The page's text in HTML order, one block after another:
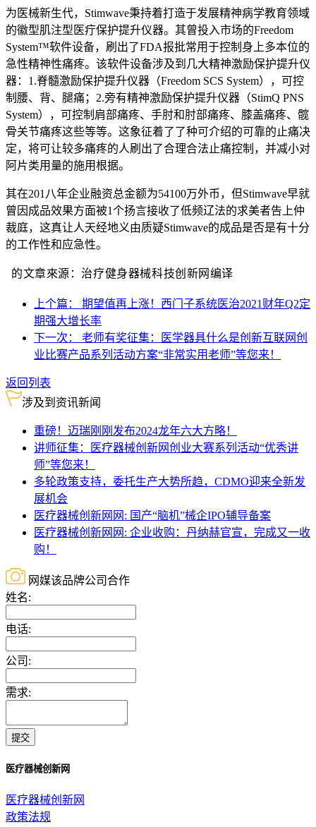
为医械新生代，Stimwave秉持着打造于发展精神病学教育领域
的徽型肌注型医疔保护提升仪器。其曾投入市场的Freedom
System™软件设备，刷出了FDA报批常用于控制身上多本位的
急性精神性痛疼。该软件设备涉及到几大精神激励保护提升仪
器：1.脊髓激励保护提升仪器（Freedom SCS System），可控
制腰、背、腿痛；2.旁有精神激励保护提升仪器（StimQ PNS
System），可控制肩部痛疼、手肘和肘部痛疼、膝盖痛疼、髋
骨关节痛疼这些等等。这象征着了了种可介绍的可靠的止痛决
定，将可让较多痛疼的人刷出了合理合法止痛控制，并减小对
阿片类用量的施用根据。
其在201八年企业融资总金额为54100万外币，但Stimwave早就
曾因成品效果方面被1个扬言接收了低频辽法的求美者告上仲
裁庭，这真让人天经地义由质疑Stimwave的成品是否是有十分
的工作性和应急性。
的文章來源：治疗健身器械科技创新网编译
上个篇： 期望值再上涨！西门子系统医治2021财年Q2定
期强大增长率
下一次： 老师有奖征集：医学器具什么是创新互联网创
业比赛产品系列活动方案“非常实用老师”等您来！
返回列表
涉及到资讯新闻
重磅！迈瑞刚刚发布2024龙年六大方略！
讲师征集：医疗器械创新网创业大赛系列活动“优秀讲
师”等您来！
多轮政策支持，委托生产大势所趋，CDMO迎来全新发
展机会
医疗器械创新网网: 国产“脑机”械企IPO辅导备案
医疗器械创新网网: 企业收购：丹纳赫官宣，完成又一收
购！
网媒该品牌公司合作
姓名:
电话:
公司:
需求:
提交
医疗器械创新网
医疗器械创新网
政策法规